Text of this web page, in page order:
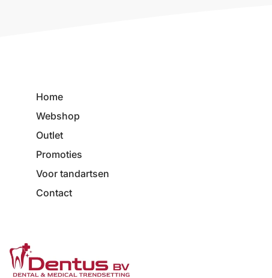
Home
Webshop
Outlet
Promoties
Voor tandartsen
Contact